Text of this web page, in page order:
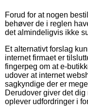
Forud for at nogen
behøver de i reglen
det almindeligvis ikke
Et alternativt forslag
internet firmaet er
fingerpeg om at e-
udover at internet
sagkyndige der er
Derudover giver det
oplever udfordringer i